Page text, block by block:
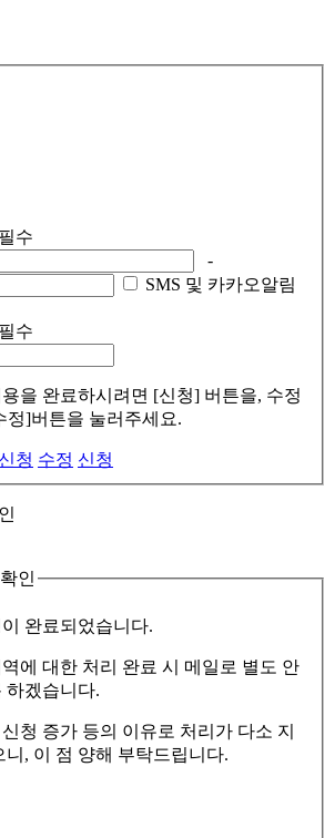
-
SMS 및 카카오알림
을 완료하시려면 [신청] 버튼을, 수정
정]버튼을 눌러주세요.
청 수정 신청
인
완료되었습니다.
에 대한 처리 완료 시 메일로 별도 안
하겠습니다.
청 증가 등의 이유로 처리가 다소 지
니, 이 점 양해 부탁드립니다.